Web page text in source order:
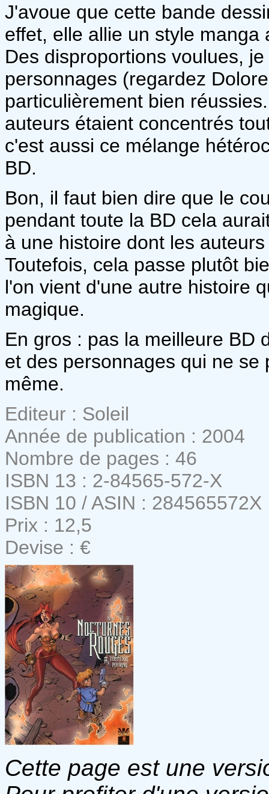
J'avoue que cette bande
effet, elle allie un style
Des disproportions voulues,
personnages (regardez
particulièrement bien
auteurs étaient concentrés
c'est aussi ce mélange
BD.
Bon, il faut bien dire que le
pendant toute la BD cela
à une histoire dont les
Toutefois, cela passe plutôt
l'on vient d'une autre histoire
magique.
En gros : pas la meilleure BD
et des personnages qui ne
même.
Editeur : Soleil
Année de publication : 2004
Nombre de pages : 46
ISBN 13 : 2-84565-572-X
ISBN 10 / ASIN : 284565572X
Prix : 12,5
Devise : €
Cette page est une